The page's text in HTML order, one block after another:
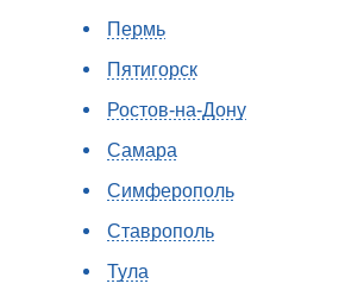
Пермь
Пятигорск
Ростов-на-Дону
Самара
Симферополь
Ставрополь
Тула